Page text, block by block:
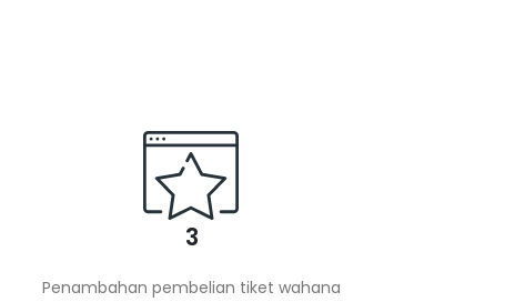
3
Penambahan pembelian tiket wahana